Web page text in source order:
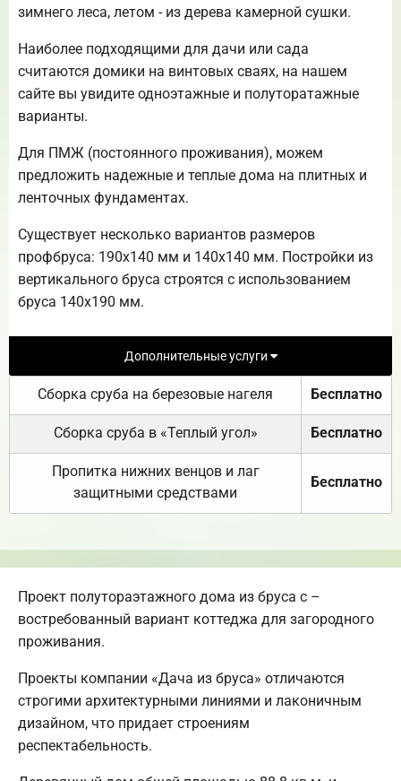
зимнего леса, летом - из дерева камерной сушки.
Наиболее подходящими для дачи или сада
считаются домики на винтовых сваях, на нашем
сайте вы увидите одноэтажные и полуторатажные
варианты.
Для ПМЖ (постоянного проживания), можем
предложить надежные и теплые дома на плитных и
ленточных фундаментах.
Существует несколько вариантов размеров
профбруса: 190х140 мм и 140х140 мм. Постройки из
вертикального бруса строятся с использованием
бруса 140х190 мм.
Дополнительные услуги
Сборка сруба на березовые нагеля Бесплатно
Сборка сруба в «Теплый угол» Бесплатно
Пропитка нижних венцов и лаг
защитными средствами
Бесплатно
Проект полутораэтажного дома из бруса с –
востребованный вариант коттеджа для загородного
проживания.
Проекты компании «Дача из бруса» отличаются
строгими архитектурными линиями и лаконичным
дизайном, что придает строениям
респектабельность.